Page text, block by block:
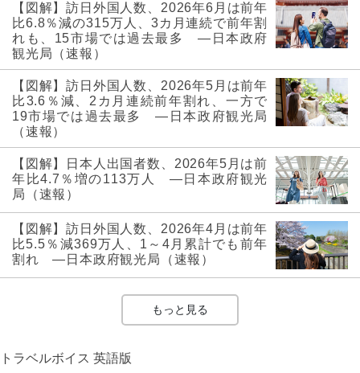
【図解】訪日外国人数、2026年6月は前年
比6.8％減の315万人、3カ月連続で前年割
れも、15市場では過去最多 ―日本政府
観光局（速報）
【図解】訪日外国人数、2026年5月は前年
比3.6％減、2カ月連続前年割れ、一方で
19市場では過去最多 ―日本政府観光局
（速報）
【図解】日本人出国者数、2026年5月は前
年比4.7％増の113万人 ―日本政府観光
局（速報）
【図解】訪日外国人数、2026年4月は前年
比5.5％減369万人、1～4月累計でも前年
割れ ―日本政府観光局（速報）
もっと見る
トラベルボイス 英語版